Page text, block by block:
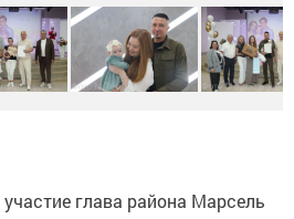
глава района Марсель